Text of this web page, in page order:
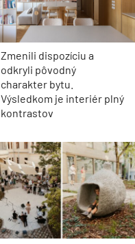
Zmenili dispozíciu a
odkryli pôvodný
charakter bytu.
Výsledkom je interiér plný
kontrastov